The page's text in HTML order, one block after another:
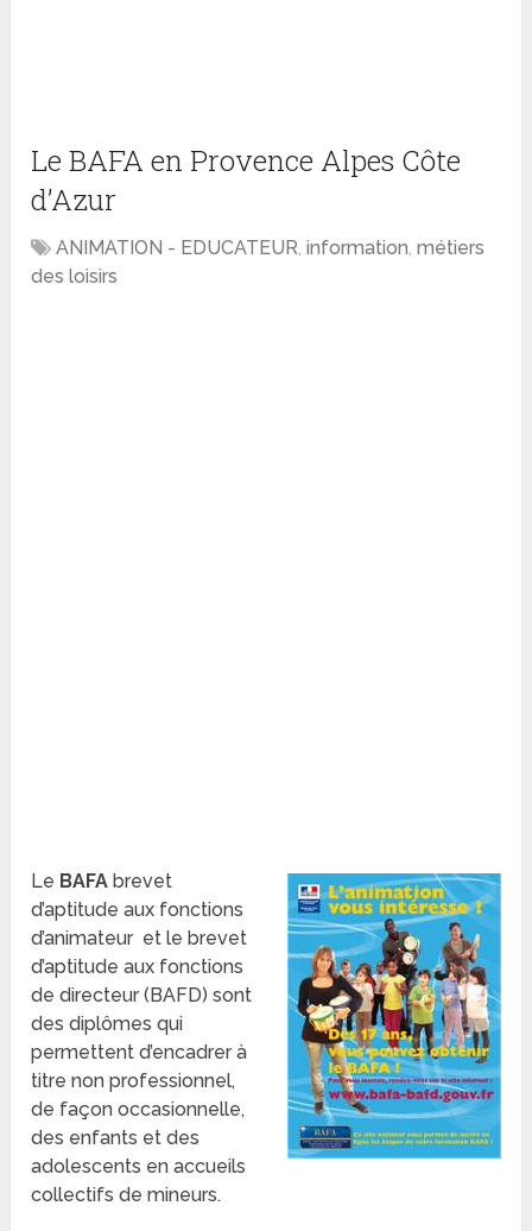
Le BAFA en Provence Alpes Côte
d’Azur
ANIMATION - EDUCATEUR,information,métiers
des loisirs
Le BAFA brevet
d’aptitude aux fonctions
d’animateur et le brevet
d’aptitude aux fonctions
de directeur (BAFD) sont
des diplômes qui
permettent d’encadrer à
titre non professionnel,
de façon occasionnelle,
des enfants et des
adolescents en accueils
collectifs de mineurs.